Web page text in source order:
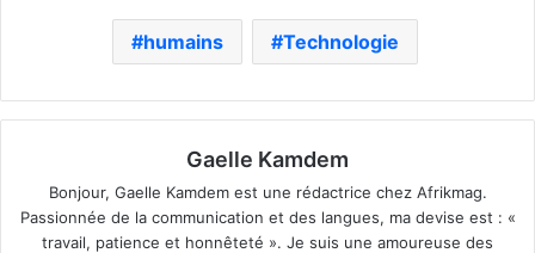
humains Technologie
Gaelle Kamdem
Bonjour, Gaelle Kamdem est une rédactrice chez Afrikmag.
Passionnée de la communication et des langues, ma devise est : «
travail, patience et honnêteté ». Je suis une amoureuse des